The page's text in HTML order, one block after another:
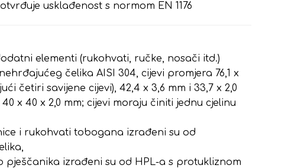
usklađenost s normom EN 1176
elementi (rukohvati, ručke, nosači itd.)
čelika AISI 304, cijevi promjera 76,1 x
četiri savijene cijevi), 42,4 x 3,6 mm i 33,7 x 2,0
x 40 x 2,0 mm; cijevi moraju činiti jednu cjelinu
i rukohvati tobogana izrađeni su od
pješčanika izrađeni su od HPL-a s protukliznom